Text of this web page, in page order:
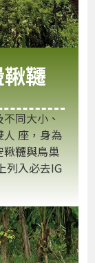
韆
同大小、
座，身為
鞦韆與鳥巢
列入必去IG